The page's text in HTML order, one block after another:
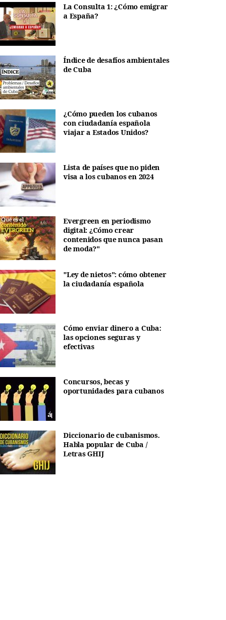
La Consulta 1: ¿Cómo emigrar
a España?
Índice de desafíos ambientales
de Cuba
¿Cómo pueden los cubanos
con ciudadanía española
viajar a Estados Unidos?
Lista de países que no piden
visa a los cubanos en 2024
Evergreen en periodismo
digital: ¿Cómo crear
contenidos que nunca pasan
de moda?"
"Ley de nietos": cómo obtener
la ciudadanía española
Cómo enviar dinero a Cuba:
las opciones seguras y
efectivas
Concursos, becas y
oportunidades para cubanos
Diccionario de cubanismos.
Habla popular de Cuba /
Letras GHIJ